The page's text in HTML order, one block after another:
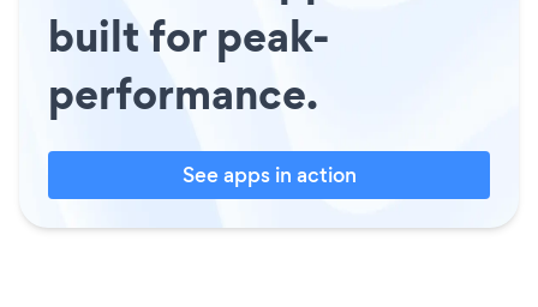
built for peak-
performance.
See apps in action